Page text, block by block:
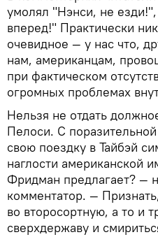
умолял "Нэнси, не
вперед!" Практически
очевидное — у нас что,
нам, американцам,
при фактическом
огромных проблемах
Нельзя не отдать
Пелоси. С
свою поездку в Тайбэй
наглости американской
Фридман предлагает? —
комментатор. —
во второсортную, а то и
сверхдержаву и